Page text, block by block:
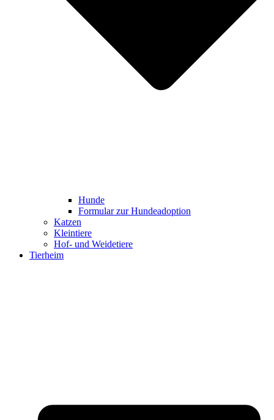
Hunde
Formular zur Hundeadoption
Katzen
Kleintiere
Hof- und Weidetiere
Tierheim